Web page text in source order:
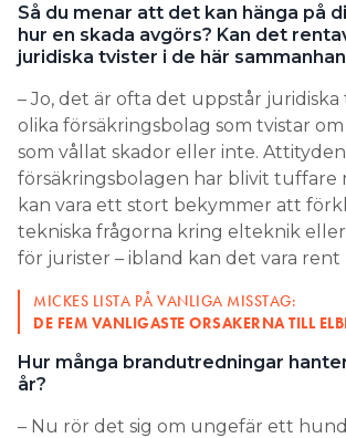
Så du menar att det kan hänga på
hur en skada avgörs? Kan det
juridiska tvister i de här
– Jo, det är ofta det uppstår
olika försäkringsbolag som tvistar
som vållat skador eller inte.
försäkringsbolagen har blivit tuffare
kan vara ett stort bekymmer att
tekniska frågorna kring elteknik
för jurister – ibland kan det vara rent
MICKES LISTA PÅ VANLIGA MISSTAG:
DE FEM VANLIGASTE ORSAKERNA TILL
Hur många brandutredningar
år?
– Nu rör det sig om ungefär ett